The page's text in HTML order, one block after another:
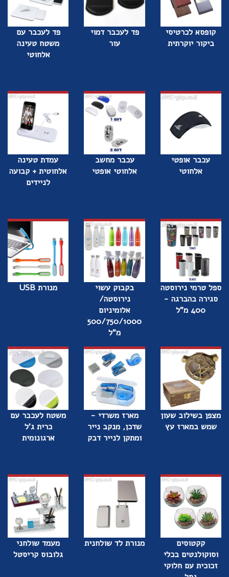
קופסא לכרטיסי
ביקור יוקרתית
פד לעכבר דמוי
עור
פד לעכבר עם
משטח טעינה
אלחוטי
עכבר אופטי
אלחוטי
עכבר מחשב
אלחוטי אופטי
עמדת טעינה
אלחוטית + קבועה
לניידים
ספל טרמי נירוסטה
סגירה בהברגה -
400 מ"ל
בקבוק עשוי
נירוסטה/
אלומיניום
500/750/1000
מ"ל
מנורת USB
מצפן בשילוב שעון
שמש במארז עץ
מארז משרדי -
שדכן, מנקב נייר
ומתקן לנייר דבק
משטח לעכבר עם
כרית ג'ל
ארגונומית
קקטוסים
וסוקולנטים בכלי
זכוכית עם חלוקי
מנורת לד שולחנית
מעמד שולחני
גלובוס קריסטל